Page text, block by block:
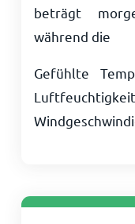
beträgt
während die
Gefühlte